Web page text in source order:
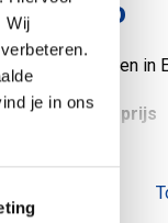
Wij
je in ons
Quarto
Prijzen in
Bruto prijs